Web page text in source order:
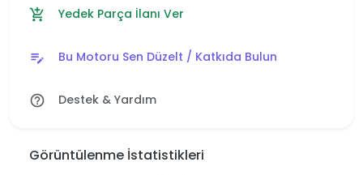
add_shopping_cart Yedek Parça İlanı Ver
edit_note Bu Motoru Sen Düzelt / Katkıda Bulun
help_outline Destek & Yardım
Görüntülenme İstatistikleri